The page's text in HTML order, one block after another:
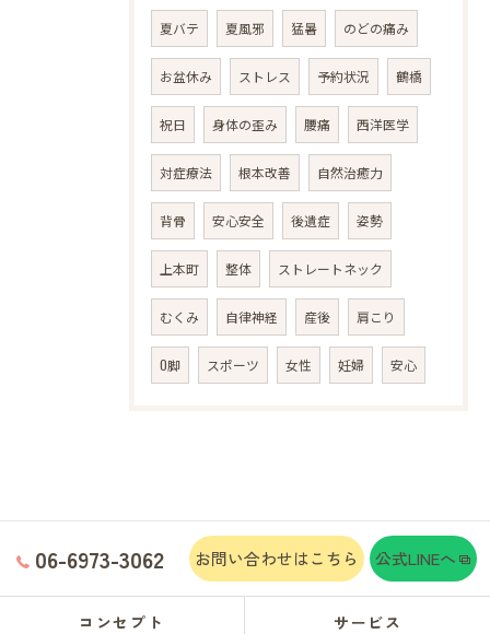
夏バテ 夏風邪 猛暑 のどの痛み
お盆休み ストレス 予約状況 鶴橋
祝日 身体の歪み 腰痛 西洋医学
対症療法 根本改善 自然治癒力
背骨 安心安全 後遺症 姿勢
上本町 整体 ストレートネック
むくみ 自律神経 産後 肩こり
O脚 スポーツ 女性 妊婦 安心
06-6973-3062 お問い合わせはこちら 公式LINEへ
コンセプト サービス